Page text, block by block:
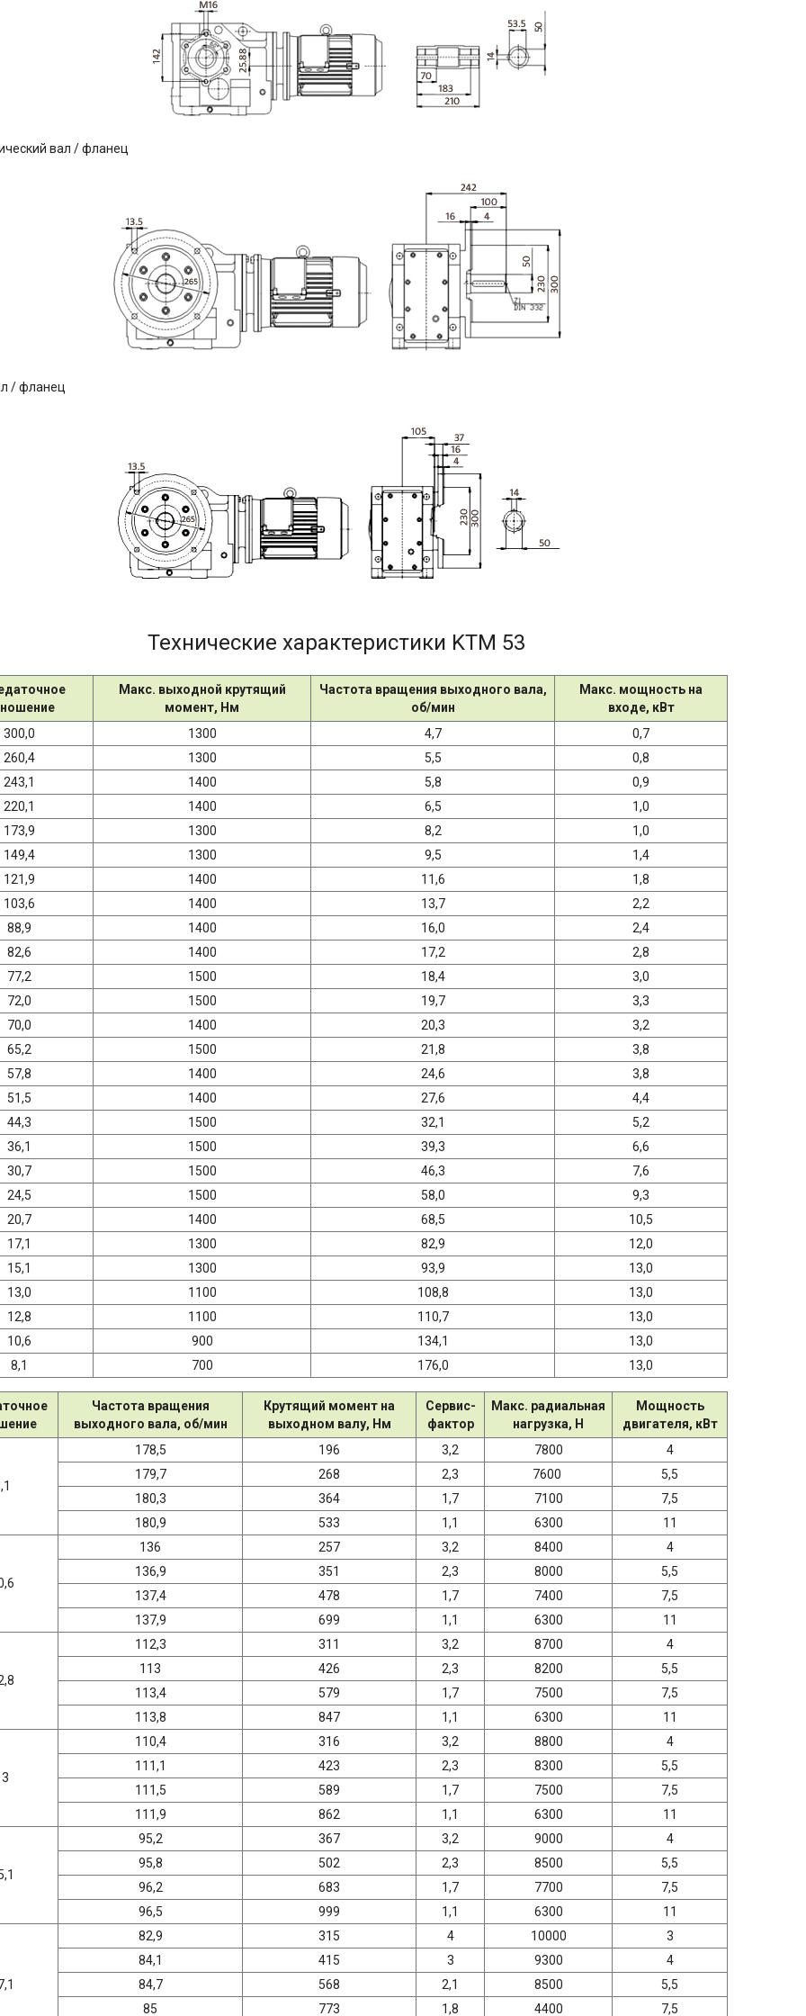
вал / фланец
/ фланец
Технические характеристики KTM 53
Макс. выходной крутящий
момент, Нм
Частота вращения выходного вала,
об/мин
Макс. мощность на
входе, кВт
300,0
1300 4,7
0,7
260,4
1300 5,5
0,8
243,1
1400 5,8
0,9
220,1
1400 6,5
1,0
173,9
1300 8,2
1,0
149,4
1300 9,5
1,4
121,9
1400 11,6
1,8
103,6
1400 13,7
2,2
88,9
1400 16,0
2,4
82,6
1400 17,2
2,8
77,2
1500 18,4
3,0
72,0
1500 19,7
3,3
70,0
1400 20,3
3,2
65,2
1500 21,8
3,8
57,8
1400 24,6
3,8
51,5
1400 27,6
4,4
44,3
1500 32,1
5,2
36,1
1500 39,3
6,6
30,7
1500 46,3
7,6
24,5
1500 58,0
9,3
20,7
1400 68,5
10,5
17,1
1300 82,9
12,0
15,1
1300 93,9
13,0
13,0
1100 108,8
13,0
12,8
1100 110,7
13,0
10,6
900 134,1
13,0
8,1
700 176,0 13,0
Частота вращения
выходного вала, об/мин
Крутящий момент на
выходном валу, Нм
Сервис-
фактор
Макс. радиальная
нагрузка, Н
Мощность
двигателя, кВт
178,5 196 3,2 7800
4
179,7
268 2,3 7600
5,5
180,3
364 1,7 7100
7,5
180,9
533 1,1 6300 11
136 257 3,2 8400
4
136,9
351 2,3 8000
5,5
137,4
478 1,7 7400
7,5
137,9
699 1,1 6300 11
112,3 311 3,2 8700
4
113
426 2,3 8200
5,5
113,4
579 1,7 7500
7,5
113,8
847 1,1 6300 11
110,4 316 3,2 8800
4
111,1
423 2,3 8300
5,5
111,5
589 1,7 7500
7,5
111,9
862 1,1 6300 11
95,2 367 3,2 9000
4
95,8
502 2,3 8500
5,5
96,2
683 1,7 7700
7,5
96,5
999 1,1 6300 11
82,9 315 4 10000
3
84,1
415 3 9300
4
84,7
568 2,1 8500
5,5
85
773 1,8 4400 7,5